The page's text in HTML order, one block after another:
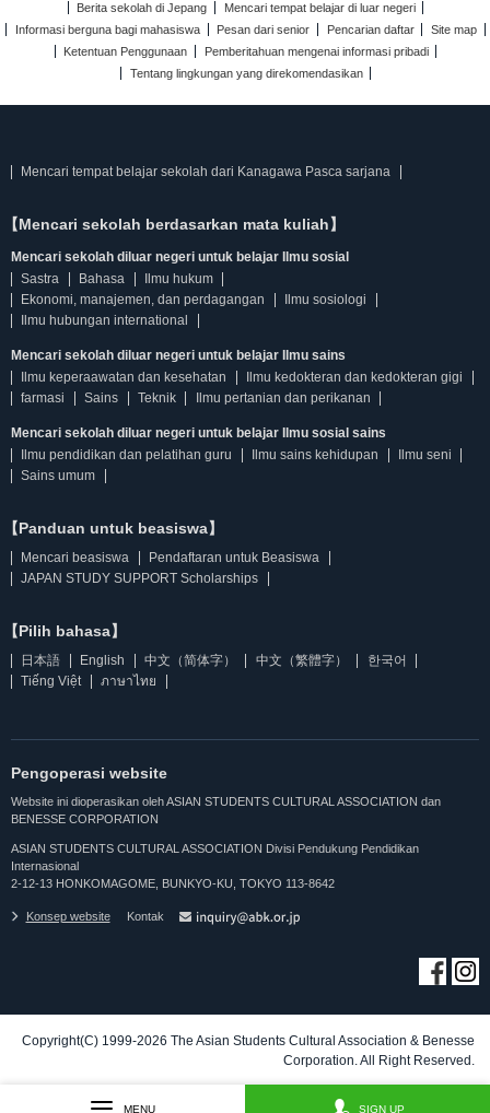
Berita sekolah di Jepang
Mencari tempat belajar di luar negeri
Informasi berguna bagi mahasiswa
Pesan dari senior Pencarian daftar
Site map
Ketentuan Penggunaan
Pemberitahuan mengenai informasi pribadi
Tentang lingkungan yang direkomendasikan
Mencari tempat belajar sekolah dari Kanagawa Pasca sarjana
【Mencari sekolah berdasarkan mata kuliah】
Mencari sekolah diluar negeri untuk belajar Ilmu sosial
Sastra
Bahasa
Ilmu hukum
Ekonomi, manajemen, dan perdagangan
Ilmu sosiologi
Ilmu hubungan international
Mencari sekolah diluar negeri untuk belajar Ilmu sains
Ilmu keperaawatan dan kesehatan
Ilmu kedokteran dan kedokteran gigi
farmasi
Sains Teknik Ilmu pertanian dan perikanan
Mencari sekolah diluar negeri untuk belajar Ilmu sosial sains
Ilmu pendidikan dan pelatihan guru
Ilmu sains kehidupan
Ilmu seni
Sains umum
【Panduan untuk beasiswa】
Mencari beasiswa
Pendaftaran untuk Beasiswa
JAPAN STUDY SUPPORT Scholarships
【Pilih bahasa】
日本語 English 中文（简体字） 中文（繁體字）
한국어
Tiếng Việt
ภาษาไทย
Pengoperasi website
Website ini dioperasikan oleh ASIAN STUDENTS CULTURAL ASSOCIATION dan
BENESSE CORPORATION
ASIAN STUDENTS CULTURAL ASSOCIATION Divisi Pendukung Pendidikan
Internasional
2-12-13 HONKOMAGOME, BUNKYO-KU, TOKYO 113-8642
Konsep website Kontak
Copyright(C) 1999-2026 The Asian Students Cultural Association & Benesse
Corporation. All Right Reserved.
MENU SIGN UP